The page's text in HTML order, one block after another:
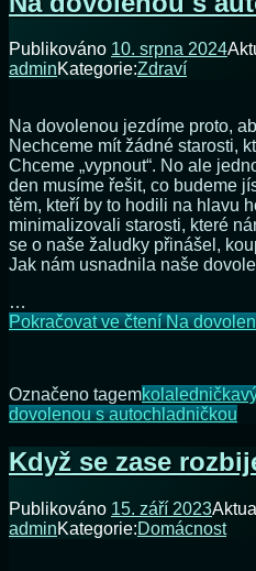
Publikováno 10. srpna 2024
adminKategorie:Zdraví
Na dovolenou jezdíme proto,
Nechceme mít žádné starosti,
Chceme „vypnout“. No ale
den musíme řešit, co budeme
těm, kteří by to hodili na hlavu
minimalizovali starosti, které
se o naše žaludky přinášel,
Jak nám usnadnila naše
…
Pokračovat ve čteníNa
Označeno tagemkolalednička
dovolenou s autochladničkou
Když se zase
Publikováno 15. září 2023
adminKategorie:Domácnost